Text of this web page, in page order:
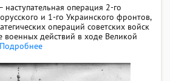
наступательная операция 2-го
и 1-го Украинского фронтов,
операций советских войск
военных действий в ходе Великой
Подробнее